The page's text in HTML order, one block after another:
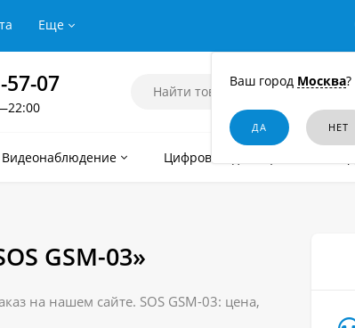
Ваш город Москва?
Еще
57-07
Видеонаблюдение Цифровые диктофоны
GSM-03»
на нашем сайте. SOS GSM-03: цена,